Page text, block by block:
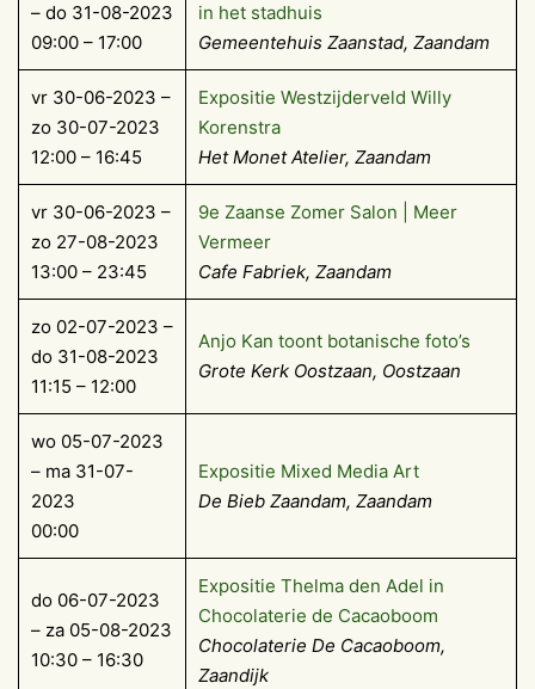
– do 31-08-2023
09:00 – 17:00
in het stadhuis
Gemeentehuis Zaanstad, Zaandam
vr 30-06-2023 –
zo 30-07-2023
12:00 – 16:45
Expositie Westzijderveld Willy
Korenstra
Het Monet Atelier, Zaandam
vr 30-06-2023 –
zo 27-08-2023
13:00 – 23:45
9e Zaanse Zomer Salon | Meer
Vermeer
Cafe Fabriek, Zaandam
zo 02-07-2023 –
do 31-08-2023
11:15 – 12:00
Anjo Kan toont botanische foto’s
Grote Kerk Oostzaan, Oostzaan
wo 05-07-2023
– ma 31-07-
2023
00:00
Expositie Mixed Media Art
De Bieb Zaandam, Zaandam
do 06-07-2023
– za 05-08-2023
10:30 – 16:30
Expositie Thelma den Adel in
Chocolaterie de Cacaoboom
Chocolaterie De Cacaoboom,
Zaandijk